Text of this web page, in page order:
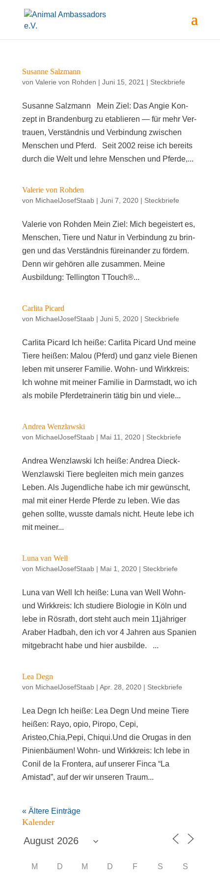
Susan­ne Salzmann
von Valerie von Rohden | Juni 15, 2021 | Steckbriefe
Susan­ne Salzmann Mein Ziel: Das Angie Kon­
zept in Bran­den­burg zu eta­blie­ren — für mehr Ver­
trau­en, Ver­ständ­nis und Ver­bin­dung zwi­schen
Men­schen und Pferd. Seit 2002 rei­se ich bereits
durch die Welt und leh­re Men­schen und Pfer­de,...
Vale­rie von Rohden
von MichaelJosefStaab| Juni 7, 2020| Steckbriefe
Vale­rie von Rohden Mein Ziel: Mich begeis­tert es,
Men­schen, Tie­re und Natur in Ver­bin­dung zu brin­
gen und das Ver­ständ­nis für­ein­an­der zu för­dern.
Denn wir gehö­ren alle zusammen. Mei­ne
Ausbildung: Tel­ling­ton TTouch®...
Car­li­ta Picard
von MichaelJosefStaab| Juni 5, 2020| Steckbriefe
Car­li­ta Picard Ich hei­ße: Car­li­ta Picard Und mei­ne
Tie­re heißen: Malou (Pferd) und ganz vie­le Bie­nen
leben mit unse­rer Familie. Wohn- und Wirkkreis:
Ich woh­ne mit mei­ner Fami­lie in Darm­stadt, wo ich
als mobi­le Pfer­de­trai­ne­rin tätig bin und vie­le...
Andrea Wenz­law­ski
von MichaelJosefStaab| Mai 11, 2020| Steckbriefe
Andrea Wenz­law­ski Ich hei­ße: Andrea Dieck-
Wenzlawski Tie­re beglei­ten mich mein gan­zes
Leben. Als Jugend­li­che habe ich mir gewünscht,
mal mit einer Her­de Pfer­de zu leben. Wie das
gehen soll­te, wuss­te damals nicht. Heu­te lebe ich
mit mei­ner...
Luna van Well
von MichaelJosefStaab| Mai 1, 2020| Steckbriefe
Luna van Well Ich hei­ße: Luna van Well Wohn-
und Wirkkreis: Ich stu­die­re Bio­lo­gie in Köln und
lebe in Rös­rath, dort steht auch mein 11jähriger
Ara­ber Had­bah, den ich vor 4 Jah­ren aus Spa­ni­en
mit­ge­bracht habe und hier ausbilde. ...
Lea Degn
von MichaelJosefStaab| Apr. 28, 2020| Steckbriefe
Lea Degn Ich hei­ße: Lea Degn Und mei­ne Tie­re
heißen: Rayo, opio, Piro­po, Cepi,
Aristeo,Chia,Pepi, Chiqui.Und die Oru­gas in den
Pinienbäumen! Wohn- und Wirkkreis: Ich lebe in
Conil de la Fron­te­ra, auf unse­rer Fin­ca “La
Amistad”, auf der wir unse­ren Traum...
« Ältere Einträge
Kalen­der
M D M D F S S